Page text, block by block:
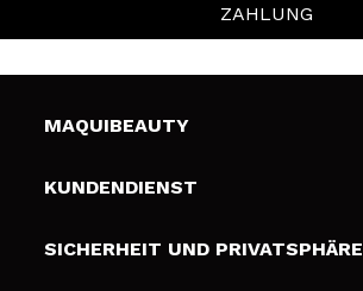
ZAHLUNG
MAQUIBEAUTY
Über uns
Geschenkkarten
KUNDENDIENST
Liefer- und Versandkosten
SICHERHEIT UND PRIVATSPHÄRE